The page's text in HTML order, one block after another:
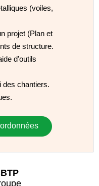
(voiles,
projet (Plan et
de structure.
d'outils
des chantiers.